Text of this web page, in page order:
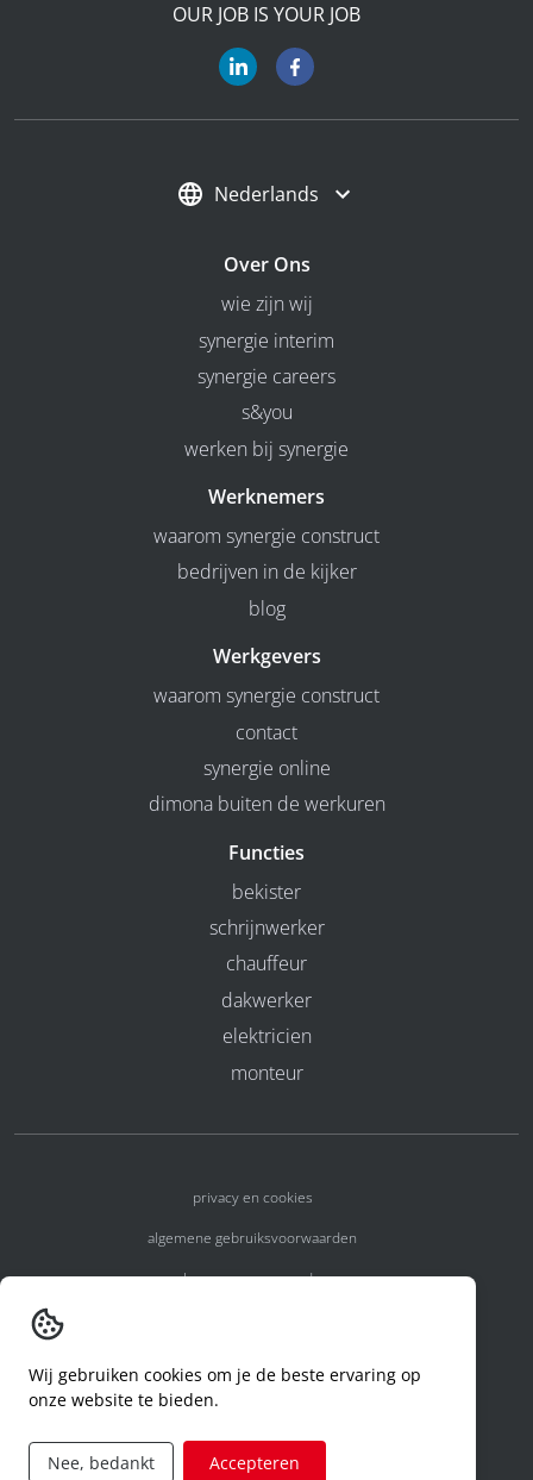
OUR JOB IS YOUR JOB
Nederlands
Over Ons
wie zijn wij
synergie interim
synergie careers
s&you
werken bij synergie
Werknemers
waarom synergie construct
bedrijven in de kijker
blog
Werkgevers
waarom synergie construct
contact
synergie online
dimona buiten de werkuren
Functies
bekister
schrijnwerker
chauffeur
dakwerker
elektricien
monteur
privacy en cookies
algemene gebruiksvoorwaarden
algemene voorwaarden
code of conduct
aanvraag rechten ivm privacy
Wij gebruiken cookies om je de beste ervaring op
onze website te bieden.
Nee, bedankt Accepteren